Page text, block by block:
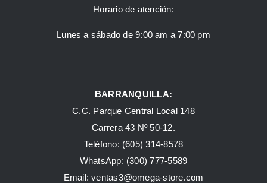
Horario de atención:
Lunes a sábado de 9:00 am a 7:00 pm
BARRANQUILLA:
C.C. Parque Central Local 148
Carrera 43 Nº 50-12.
Teléfono: (605) 314-8578
WhatsApp: (300) 777-5589
Email: ventas3@omega-store.com